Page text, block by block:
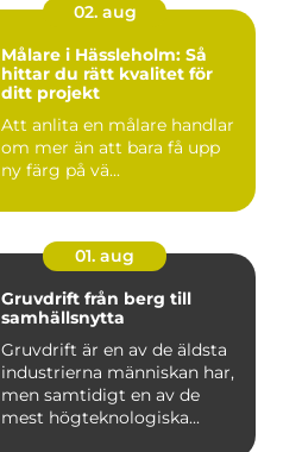
02. aug
Målare i Hässleholm: Så
hittar du rätt kvalitet för
ditt projekt
Att anlita en målare handlar
om mer än att bara få upp
ny färg på vä...
01. aug
Gruvdrift från berg till
samhällsnytta
Gruvdrift är en av de äldsta
industrierna människan har,
men samtidigt en av de
mest högteknologiska...